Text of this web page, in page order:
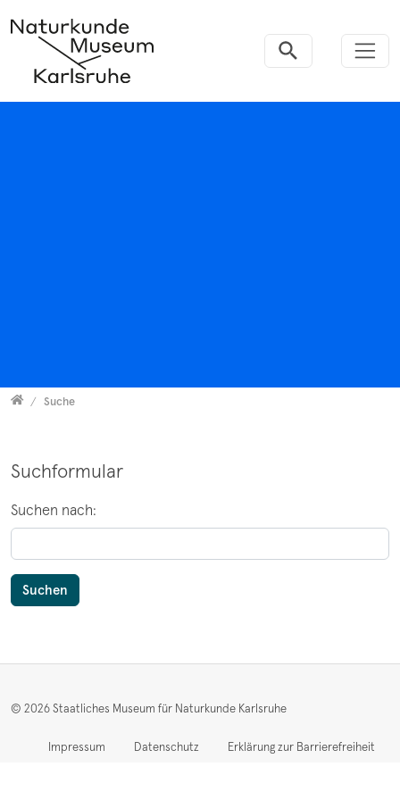
Versammelt
Suche
Suchformular
Suchen nach:
© 2026Staatliches Museum für Naturkunde Karlsruhe
Impressum Datenschutz Erklärung zur Barrierefreiheit